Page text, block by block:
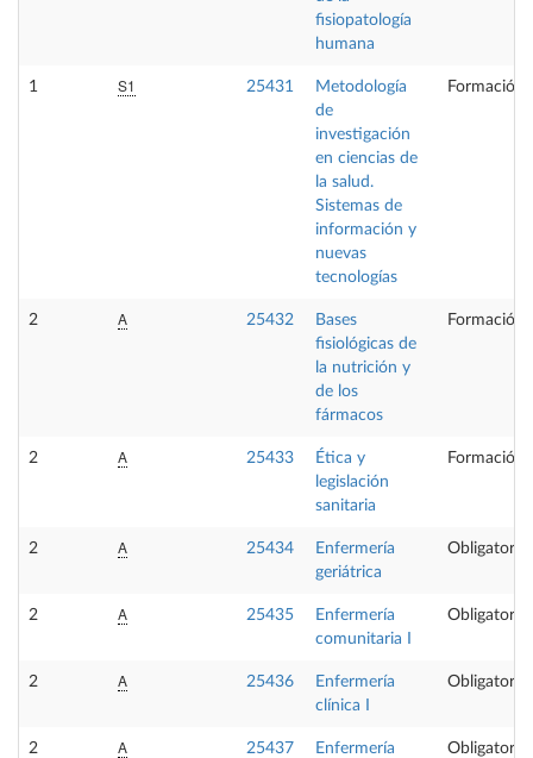
fisiopatología
humana
1 S1 25431
Metodología
de
investigación
en ciencias de
la salud.
Sistemas de
información y
nuevas
tecnologías
Formación
2 A 25432
Bases
fisiológicas de
la nutrición y
de los
fármacos
Formación
2 A 25433
Ética y
legislación
sanitaria
Formación
2 A 25434
Enfermería
geriátrica
Obligatoria
2 A 25435
Enfermería
comunitaria I
Obligatoria
2 A 25436
Enfermería
clínica I
Obligatoria
2 A 25437
Enfermería
Obligatoria